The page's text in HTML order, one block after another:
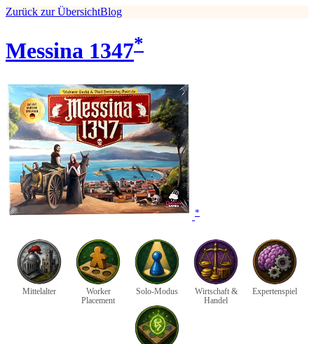
Zurück zur ÜbersichtBlog
Messina 1347*
*
Mittelalter
Worker
Placement
Solo-Modus
Wirtschaft &
Handel
Expertenspiel